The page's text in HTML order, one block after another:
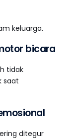
keluarga.
bicara
tidak
saat
ditegur